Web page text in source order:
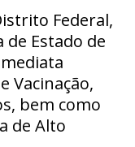
Federal,
Estado de
Vacinação,
bem como
de Alto